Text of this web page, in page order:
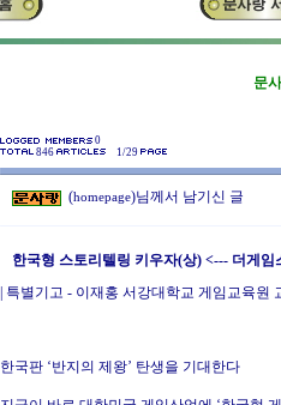
문
0
846
1/29
(homepage)님께서 남기신 글
한국형 스토리텔링 키우자(상) <--- 더게임
| 특별기고 - 이재홍 서강대학교 게임교육원
한국판 ‘반지의 제왕’ 탄생을 기대한다